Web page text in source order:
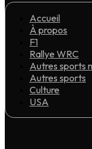
Accueil
À propos
F1
Rallye WRC
Autres sports
Autres sports
Culture
USA